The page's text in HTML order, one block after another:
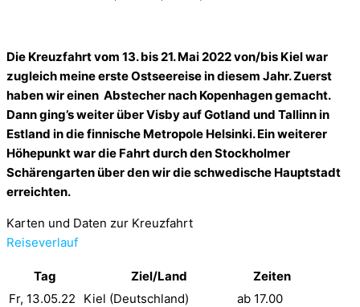
Die Kreuzfahrt vom 13. bis 21. Mai 2022 von/bis Kiel war
zugleich meine erste Ostseereise in diesem Jahr. Zuerst
haben wir einen Abstecher nach Kopenhagen gemacht.
Dann ging’s weiter über Visby auf Gotland und Tallinn in
Estland in die finnische Metropole Helsinki. Ein weiterer
Höhepunkt war die Fahrt durch den Stockholmer
Schärengarten über den wir die schwedische Hauptstadt
erreichten.
Karten und Daten zur Kreuzfahrt
Reiseverlauf
Tag Ziel/Land
Zeiten
Fr, 13.05.22
Kiel (Deutschland)
ab 17.00